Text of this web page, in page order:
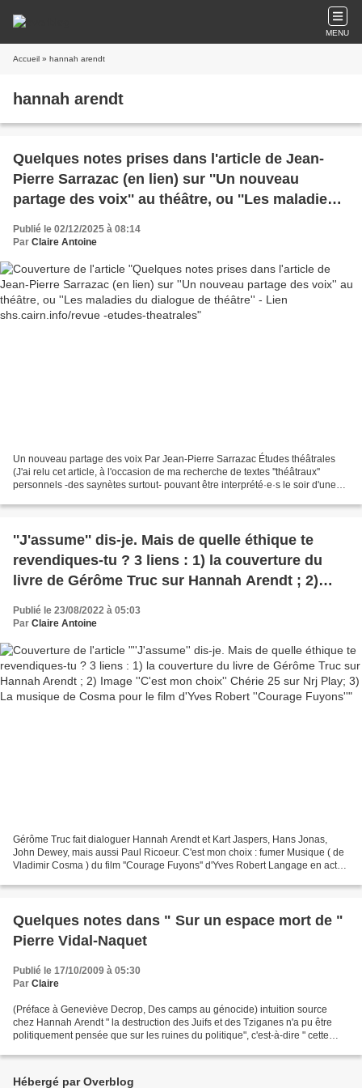
MENU
Accueil » hannah arendt
hannah arendt
Quelques notes prises dans l'article de Jean-
Pierre Sarrazac (en lien) sur ''Un nouveau
partage des voix'' au théâtre, ou ''Les maladies
du dialogue de théâtre'' - Lien
shs.cairn.info/revue -etudes-theatrales
Publié le 02/12/2025 à 08:14
Par Claire Antoine
Un nouveau partage des voix Par Jean-Pierre Sarrazac Études théâtrales
(J'ai relu cet article, à l'occasion de ma recherche de textes ''théâtraux''
personnels -des saynètes surtout- pouvant être interprété·e·s le soir d'une
''J'assume'' dis-je. Mais de quelle éthique te
revendiques-tu ? 3 liens : 1) la couverture du
livre de Gérôme Truc sur Hannah Arendt ; 2)
3) La musique de Cosma pour le film d'Yves
Publié le 23/08/2022 à 05:03
Par Claire Antoine
Gérôme Truc fait dialoguer Hannah Arendt et Kart Jaspers, Hans Jonas,
John Dewey, mais aussi Paul Ricoeur. C'est mon choix : fumer Musique ( de
Vladimir Cosma ) du film ''Courage Fuyons'' d'Yves Robert Langage en acte
Quelques notes dans " Sur un espace mort de "
Pierre Vidal-Naquet
Publié le 17/10/2009 à 05:30
Par Claire
(Préface à Geneviève Decrop, Des camps au génocide) intuition source
chez Hannah Arendt " la destruction des Juifs et des Tziganes n'a pu être
politiquement pensée que sur les ruines du politique", c'est-à-dire " cette
Hébergé par Overblog